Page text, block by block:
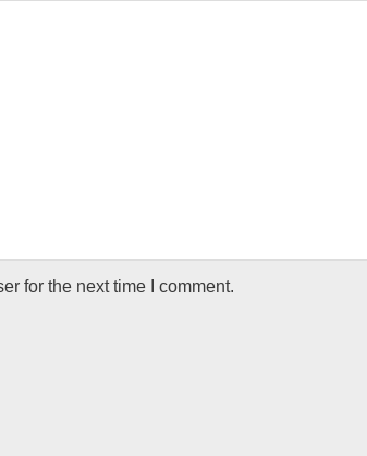
for the next time I comment.